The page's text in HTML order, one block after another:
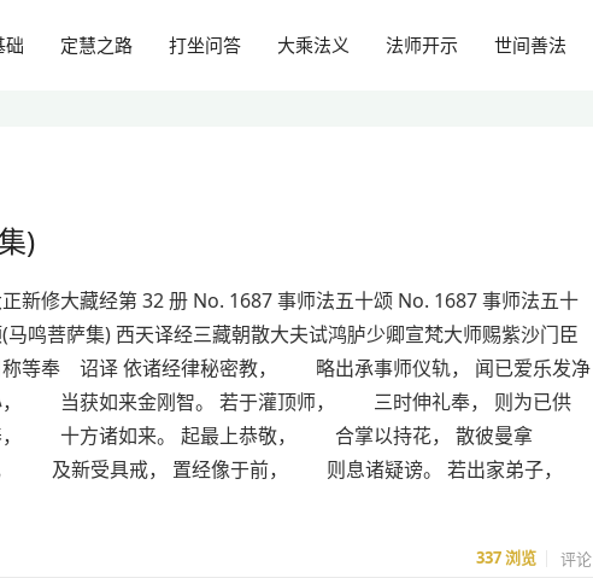
础 定慧之路 打坐问答 大乘法义 法师开示 世间善法
)
新修大藏经第 32 册 No. 1687 事师法五十颂 No. 1687 事师法五十
马鸣菩萨集) 西天译经三藏朝散大夫试鸿胪少卿宣梵大师赐紫沙门臣
称等奉 诏译 依诸经律秘密教， 略出承事师仪轨， 闻已爱乐发净
， 当获如来金刚智。 若于灌顶师， 三时伸礼奉， 则为已供
， 十方诸如来。 起最上恭敬， 合掌以持花， 散彼曼拿
及新受具戒， 置经像于前， 则息诸疑谤。 若出家弟子，
337浏览 评论